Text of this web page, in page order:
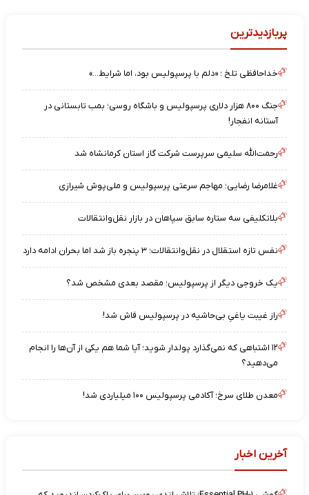
پربازدیدترین
خداحافظی تلخ ؛ «دلم با پرسپولیس بود، اما شرایط…»
جنگ ۸۰۰ هزار دلاری پرسپولیس و باشگاه روسی؛ بمب تابستانی در
آستانه انفجار!
رحمت‌الله سلیمی سرپرست شرکت گاز استان کرمانشاه شد
غلامرضا رضایی؛ مهاجم سرعتی پرسپولیس و ملی‌پوش شیرازی
بلاتکلیفی سه ستاره سابق سپاهان در بازار نقل‌وانتقالات
نفس تازه استقلال در نقل‌وانتقالات؛ ۳ پنجره باز شد اما بحران ادامه دارد
یک خروجی دیگر از پرسپولیس؛ مقصد بعدی مشخص شد؟
راز غیبت یاغیِ بی‌حاشیه در پرسپولیس فاش شد!
۱۲ اشتباهی که نمی‌گذارد پولدار شوید؛ آیا شما هم یکی از آن‌ها را انجام
می‌دهید؟
معدن طلای سرخ؛ آکادمی پرسپولیس ۱۰۰ میلیاردی شد!
آخرین اخبار